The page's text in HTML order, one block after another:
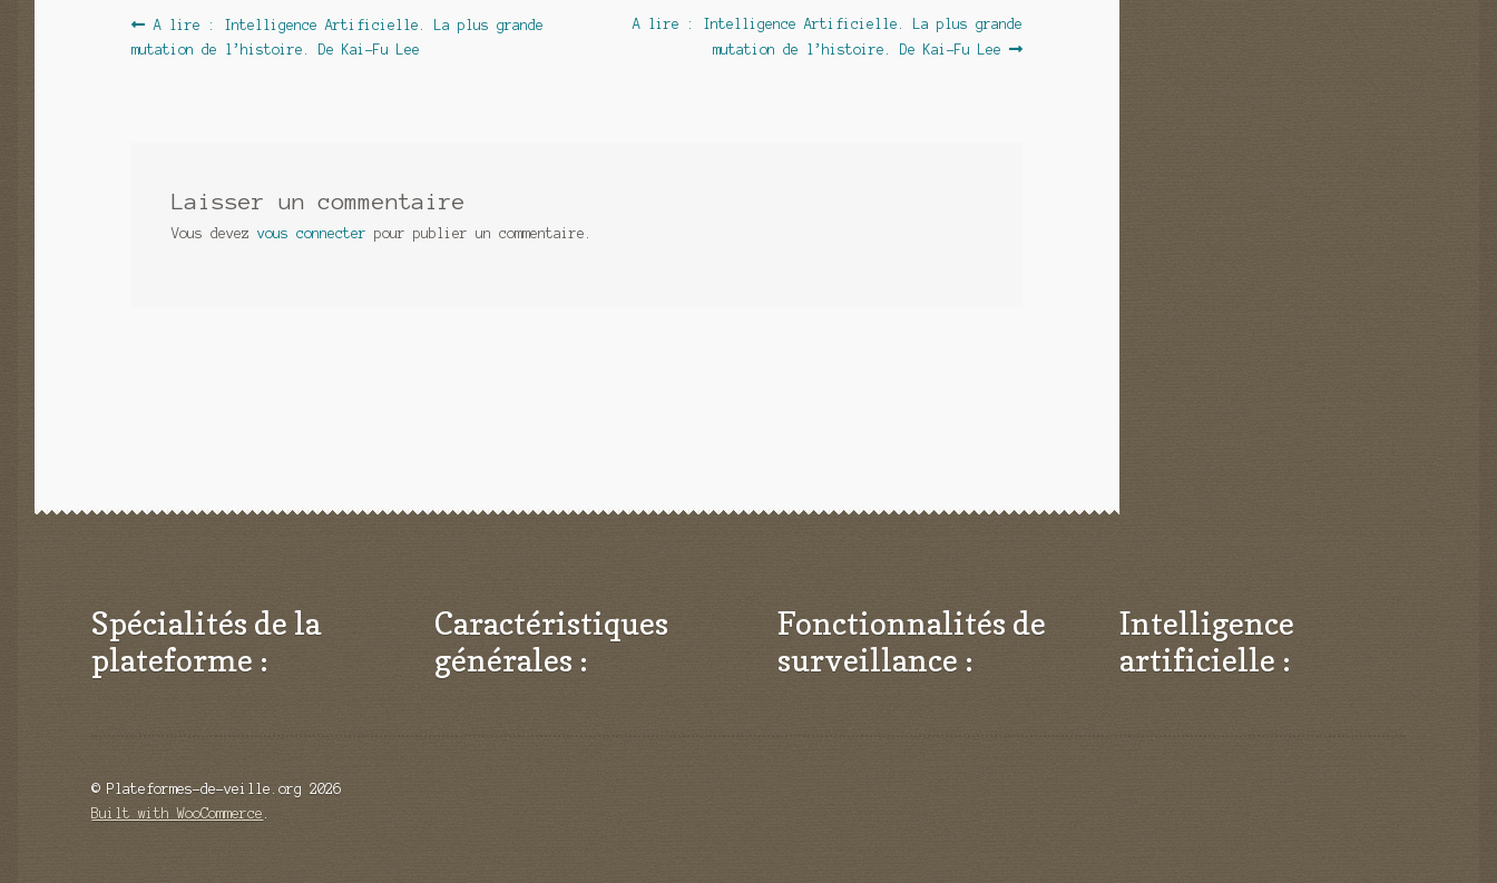
Navigation
de
Article
précédent :
A lire : Intelligence Artificielle. La plus grande
mutation de l’histoire. De Kai-Fu Lee
Article
A lire : Intelligence Artificielle. La plus grande
mutation de l’histoire. De Kai-Fu Lee
Laisser un commentaire
Vous devezvous connecter pour publier un commentaire.
Spécialités de la
plateforme :
Caractéristiques
générales :
Fonctionnalités de
surveillance :
Intelligence
artificielle :
© Plateformes-de-veille.org 2026
Built with WooCommerce